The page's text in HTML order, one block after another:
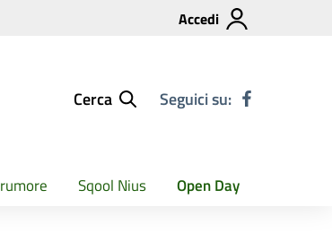
Accedi
Cerca Seguici su:
Sqool Nius Open Day